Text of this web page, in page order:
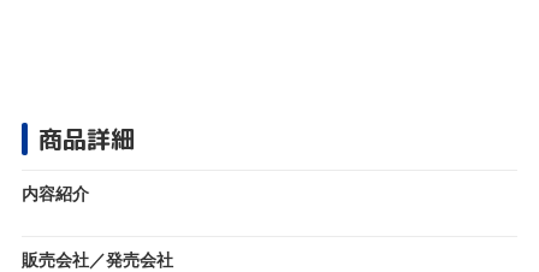
商品詳細
内容紹介
販売会社／発売会社